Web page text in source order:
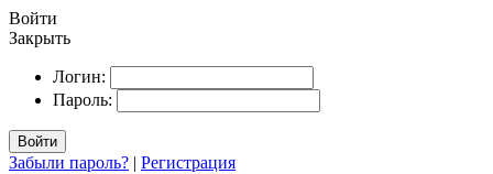
Войти
Закрыть
Логин:
Пароль:
Войти
Забыли пароль? | Регистрация